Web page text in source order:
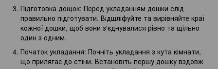
Підготовка дощок: Перед укладанням дошки слід
правильно підготувати. Відшліфуйте та вирівняйте краї
кожної дошки, щоб вони з'єднувалися рівно та щільно
один з одним.
Початок укладання: Почніть укладання з кута кімнати,
що прилягає до стіни. Встановіть першу дошку вздовж